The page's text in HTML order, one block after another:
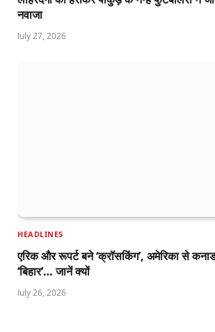
नवाजा
July 27, 2026
HEADLINES
एरिक और रूपर्ट बने ‘क्रॉसकिंग’, अमेरिका से
‘बिहार’… जानें क्यों
July 26, 2026